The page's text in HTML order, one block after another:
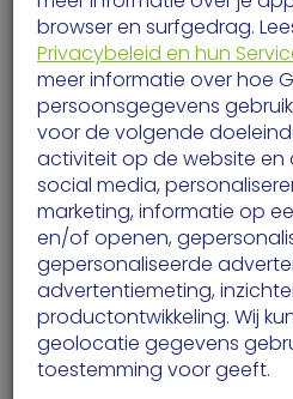
Het wordt
zet je de
huis.
De zon laat zich weer
temperaturen lopen op.
browser en surfgedrag.
Privacybeleid en hun
meer informatie over hoe
persoonsgegevens
voor de volgende
activiteit op de website en
social media,
marketing, informatie op
en/of openen,
gepersonaliseerde
advertentiemeting,
productontwikkeling. Wij
geolocatie gegevens
toestemming voor geeft.